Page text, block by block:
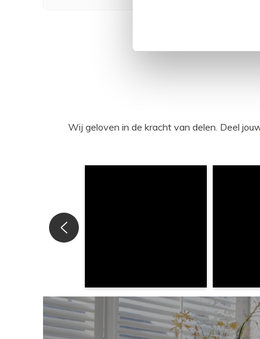
Wij geloven in de kracht van delen. Deel